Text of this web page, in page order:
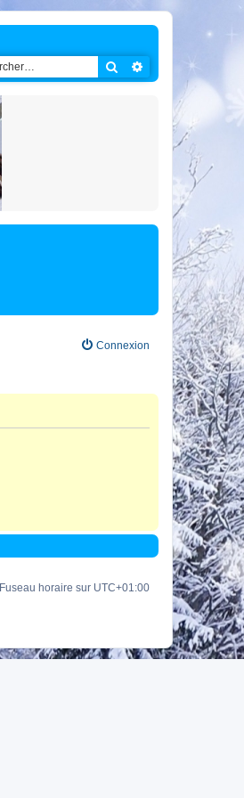
RechercherRecherche
Connexion
Fuseau horaire sur UTC+01:00